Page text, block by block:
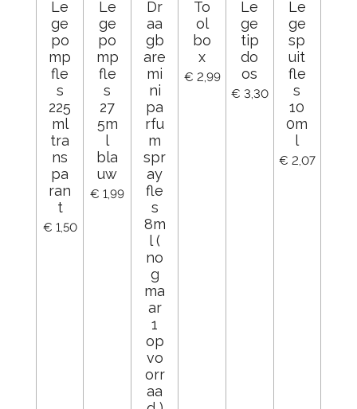
Le
ge
po
mp
fle
s
225
ml
tra
ns
pa
ran
t
€ 1,50
Le
ge
po
mp
fle
s
27
5m
l
bla
uw
€ 1,99
Dr
aa
gb
are
mi
ni
pa
rfu
m
spr
ay
fle
s
8m
l (
no
g
ma
ar
1
op
vo
orr
aa
To
ol
bo
x
€ 2,99
Le
ge
tip
do
os
€ 3,30
Le
ge
sp
uit
fle
s
10
0m
l
€ 2,07